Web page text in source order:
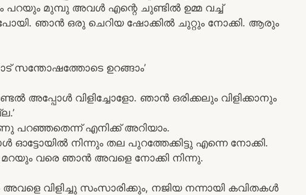
പറയും മുമ്പു അവൾ എന്റെ ചുണ്ടിൽ ഉമ്മ വച്ച്
ഞാൻ ഒരു ചെറിയ ഷോക്കിൽ ചുറ്റും നോക്കി. ആരും
സന്തോഷത്തോടെ ഉറങ്ങാം’
അപ്പോൾ വിളിച്ചോളോ. ഞാൻ ഒരിക്കലും വിളിക്കാനും
പറഞ്ഞതെന്ന് എനിക്ക് അറിയാം.
നിന്നും തല പുറത്തേക്കിട്ടു എന്നെ നോക്കി.
മറയും വരെ ഞാൻ അവളെ നോക്കി നിന്നു.
വിളിച്ചു സംസാരിക്കും, നജിയ നന്നായി കവിതകൾ